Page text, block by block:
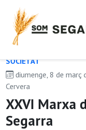
SOCIETAT
diumenge, 8 de
Cervera
XXVI Marxa
Segarra